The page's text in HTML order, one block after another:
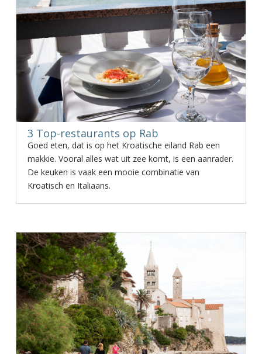
3 Top-restaurants op Rab
Goed eten, dat is op het Kroatische eiland Rab een
makkie. Vooral alles wat uit zee komt, is een aanrader.
De keuken is vaak een mooie combinatie van
Kroatisch en Italiaans.